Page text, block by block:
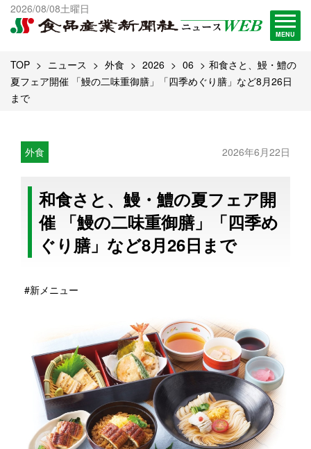
2026/08/08土曜日
MENU
出版物一覧へ
試読・購読申し込み
TOP ニュース 外食 2026 06
和食さと、鰻・鱧の
夏フェア開催 「鰻の二味重御膳」「四季めぐり膳」など8月26日
まで
外食 2026年6月22日
和食さと、鰻・鱧の夏フェア開
催 「鰻の二味重御膳」「四季め
ぐり膳」など8月26日まで
#新メニュー